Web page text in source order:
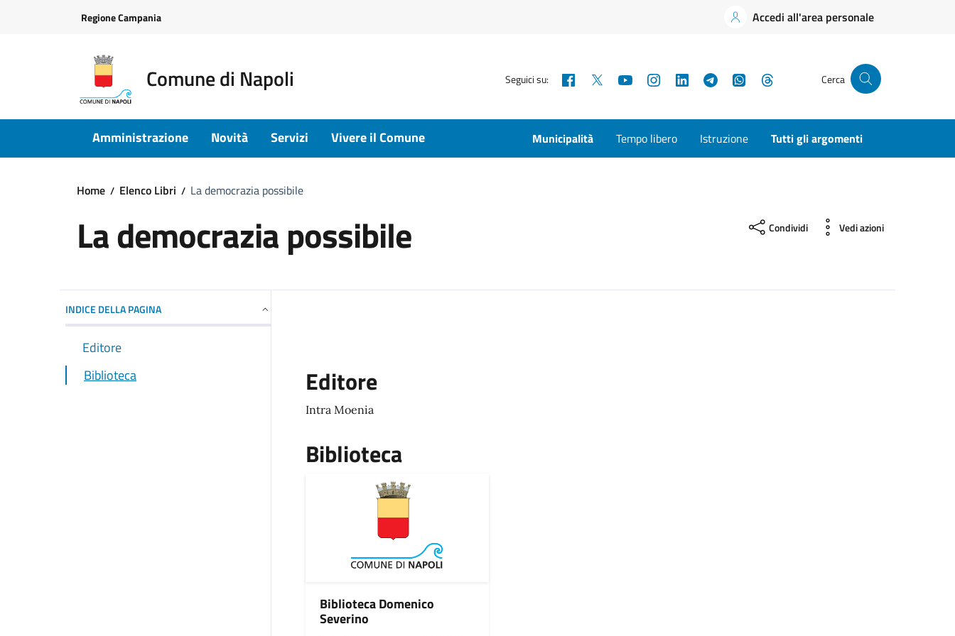
Regione Campania Accedi all'area personale
Comune di Napoli Seguici su: Facebook YouTubeInstagramLinkedInTelegramWhatsApp Cerca
Amministrazione Novità Servizi Vivere il Comune Municipalità Tempo libero Istruzione Tutti gli argomenti
Home Elenco Libri La democrazia possibile
La democrazia possibile Condividi Vedi azioni
INDICE DELLA PAGINA
Editore
Biblioteca
Editore
Intra Moenia
Biblioteca
Biblioteca Domenico
Severino